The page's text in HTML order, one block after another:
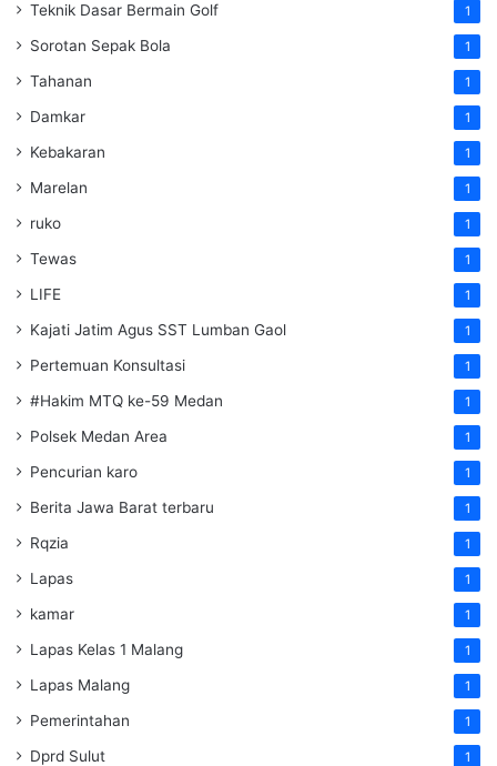
Teknik Dasar Bermain Golf 1
Sorotan Sepak Bola 1
Tahanan 1
Damkar 1
Kebakaran 1
Marelan 1
ruko 1
Tewas 1
LIFE 1
Kajati Jatim Agus SST Lumban Gaol 1
Pertemuan Konsultasi 1
#Hakim MTQ ke-59 Medan 1
Polsek Medan Area 1
Pencurian karo 1
Berita Jawa Barat terbaru 1
Rqzia 1
Lapas 1
kamar 1
Lapas Kelas 1 Malang 1
Lapas Malang 1
Pemerintahan 1
Dprd Sulut 1